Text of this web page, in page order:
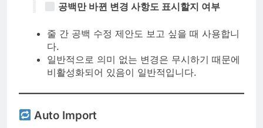
공백만 바뀐 변경 사항도 표시할지 여부
줄 간 공백 수정 제안도 보고 싶을 때 사용합니
다.
일반적으로 의미 없는 변경은 무시하기 때문에
비활성화되어 있음이 일반적입니다.
Auto Import